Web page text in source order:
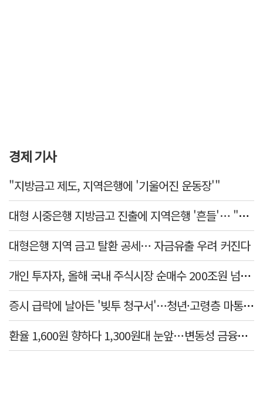
경제 기사
"지방금고 제도, 지역은행에 '기울어진 운동장'"
대형 시중은행 지방금고 진출에 지역은행 '흔들'… "생태계 보호 장치 필요"
대형은행 지역 금고 탈환 공세… 자금유출 우려 커진다
개인 투자자, 올해 국내 주식시장 순매수 200조원 넘었다
증시 급락에 날아든 '빚투 청구서'…청년·고령층 마통 연체↑
환율 1,600원 향하다 1,300원대 눈앞…변동성 금융위기 후 최고